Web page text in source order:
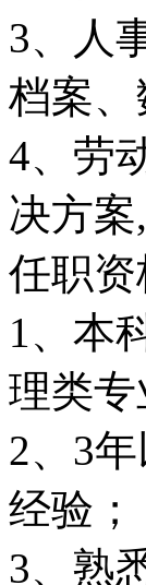
3、人
档案、
4、劳
决方
任职资
1、本
理类专
2、3
经验；
3、熟